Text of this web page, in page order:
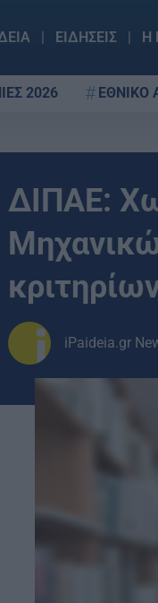
ΕΙΔΗΣΕΙΣ Η
2026 ΕΘΝΙΚΟ
ΔΙΠΑΕ:
iPaideia.gr